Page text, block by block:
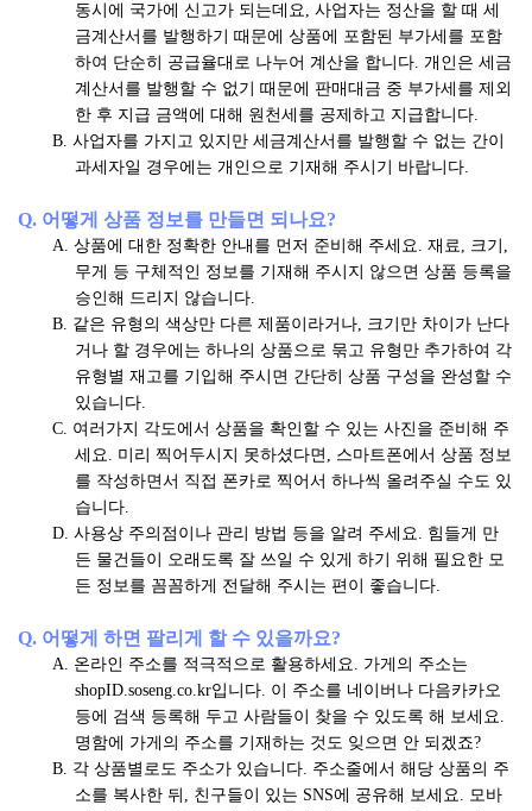
동시에 국가에 신고가 되는데요, 사업자는 정산을 할 때 세
금계산서를 발행하기 때문에 상품에 포함된 부가세를 포함
하여 단순히 공급율대로 나누어 계산을 합니다. 개인은 세금
계산서를 발행할 수 없기 때문에 판매대금 중 부가세를 제외
한 후 지급 금액에 대해 원천세를 공제하고 지급합니다.
B. 사업자를 가지고 있지만 세금계산서를 발행할 수 없는 간이
과세자일 경우에는 개인으로 기재해 주시기 바랍니다.
Q. 어떻게 상품 정보를 만들면 되나요?
A. 상품에 대한 정확한 안내를 먼저 준비해 주세요. 재료, 크기,
무게 등 구체적인 정보를 기재해 주시지 않으면 상품 등록을
승인해 드리지 않습니다.
B. 같은 유형의 색상만 다른 제품이라거나, 크기만 차이가 난다
거나 할 경우에는 하나의 상품으로 묶고 유형만 추가하여 각
유형별 재고를 기입해 주시면 간단히 상품 구성을 완성할 수
있습니다.
C. 여러가지 각도에서 상품을 확인할 수 있는 사진을 준비해 주
세요. 미리 찍어두시지 못하셨다면, 스마트폰에서 상품 정보
를 작성하면서 직접 폰카로 찍어서 하나씩 올려주실 수도 있
습니다.
D. 사용상 주의점이나 관리 방법 등을 알려 주세요. 힘들게 만
든 물건들이 오래도록 잘 쓰일 수 있게 하기 위해 필요한 모
든 정보를 꼼꼼하게 전달해 주시는 편이 좋습니다.
Q. 어떻게 하면 팔리게 할 수 있을까요?
A. 온라인 주소를 적극적으로 활용하세요. 가게의 주소는
shopID.soseng.co.kr입니다. 이 주소를 네이버나 다음카카오
등에 검색 등록해 두고 사람들이 찾을 수 있도록 해 보세요.
명함에 가게의 주소를 기재하는 것도 잊으면 안 되겠죠?
B. 각 상품별로도 주소가 있습니다. 주소줄에서 해당 상품의 주
소를 복사한 뒤, 친구들이 있는 SNS에 공유해 보세요. 모바